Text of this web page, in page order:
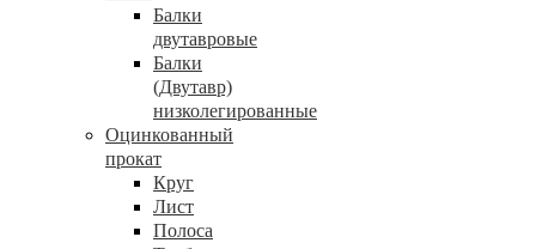
Балки
двутавровые
Балки
(Двутавр)
низколегированные
Оцинкованный
прокат
Круг
Лист
Полоса